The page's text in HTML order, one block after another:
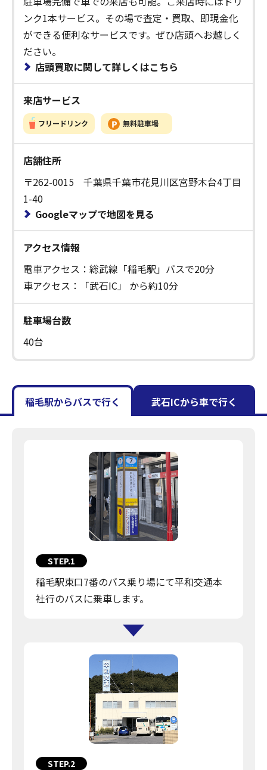
ンク1本サービス。その場で査定・買取、即現金化
ができる便利なサービスです。ぜひ店頭へお越しく
ださい。
店頭買取に関して詳しくはこちら
来店サービス
店舗住所
〒262-0015 千葉県千葉市花見川区宮野木台4丁目
1-40
Googleマップで地図を見る
アクセス情報
電車アクセス：総武線「稲毛駅」バスで20分
車アクセス：「武石IC」 から約10分
駐車場台数
40台
稲毛駅からバスで行く 武石ICから車で行く
STEP.1
稲毛駅東口7番のバス乗り場にて平和交通本
社行のバスに乗車します。
STEP.2